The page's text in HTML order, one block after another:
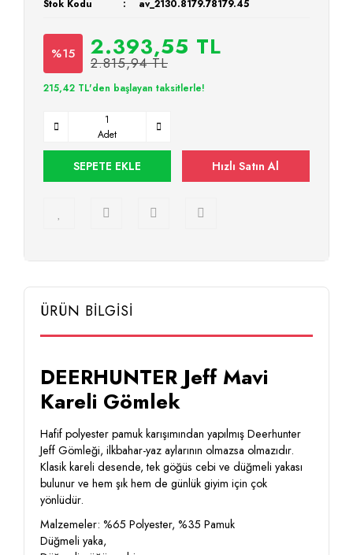
Stok Kodu av_2130.8179.78179.45
%15 2.393,55 TL
2.815,94 TL
215,42 TL'den başlayan taksitlerle!
Adet
SEPETE EKLE Hızlı Satın Al
ÜRÜN BİLGİSİ
DEERHUNTER Jeff Mavi
Kareli Gömlek
Hafif polyester pamuk karışımından yapılmış Deerhunter
Jeff Gömleği, ilkbahar-yaz aylarının olmazsa olmazıdır.
Klasik kareli desende, tek göğüs cebi ve düğmeli yakası
bulunur ve hem şık hem de günlük giyim için çok
yönlüdür.
Malzemeler: %65 Polyester, %35 Pamuk
Düğmeli yaka,